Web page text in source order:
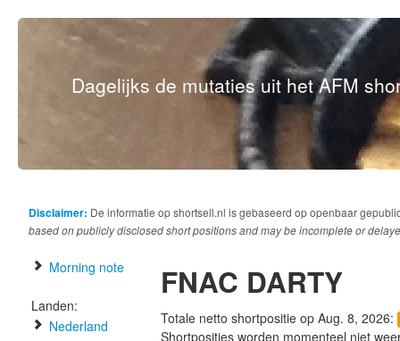
Dagelijks de mutaties uit het AFM
Disclaimer: De informatie op shortsell.nl is gebaseerd op openbaar
based on publicly disclosed short positions and may be incomplete or
Morning note
Landen:
Nederland
FNAC DARTY
Totale netto shortpositie op Aug. 8, 2026:
Shortposities worden momenteel niet